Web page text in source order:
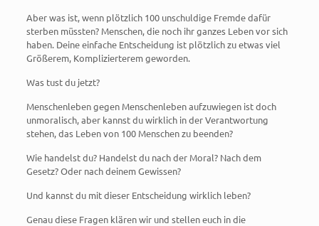
Aber was ist, wenn plötzlich 100 unschuldige Fremde dafür
sterben müssten? Menschen, die noch ihr ganzes Leben vor sich
haben. Deine einfache Entscheidung ist plötzlich zu etwas viel
Größerem, Komplizierterem geworden.
Was tust du jetzt?
Menschenleben gegen Menschenleben aufzuwiegen ist doch
unmoralisch, aber kannst du wirklich in der Verantwortung
stehen, das Leben von 100 Menschen zu beenden?
Wie handelst du? Handelst du nach der Moral? Nach dem
Gesetz? Oder nach deinem Gewissen?
Und kannst du mit dieser Entscheidung wirklich leben?
Genau diese Fragen klären wir und stellen euch in die